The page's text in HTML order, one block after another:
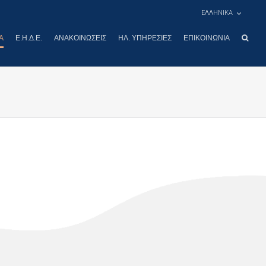
ΕΛΛΗΝΙΚΑ
Ε.Η.Δ.Ε. ΑΝΑΚΟΙΝΏΣΕΙΣ ΗΛ. ΥΠΗΡΕΣΊΕΣ ΕΠΙΚΟΙΝΩΝΊΑ